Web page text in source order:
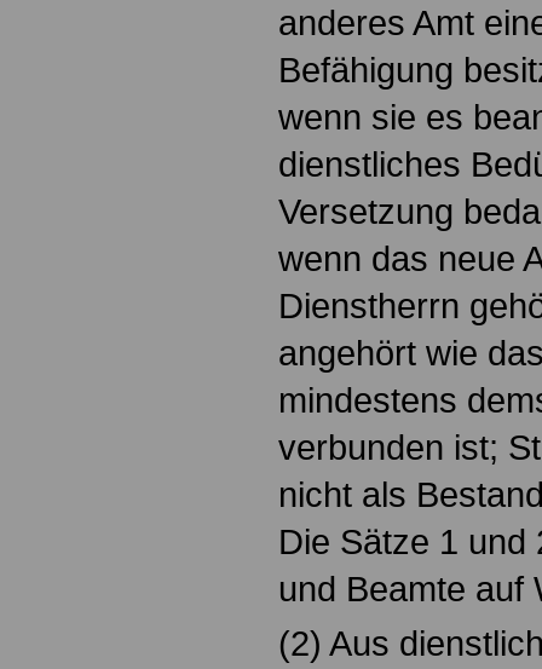
anderes Amt
Befähigung
wenn sie es
dienstliches
Versetzung
wenn das neue
Dienstherrn
angehört wie
mindestens
verbunden ist;
nicht als
Die Sätze 1 und
und Beamte auf
(2) Aus